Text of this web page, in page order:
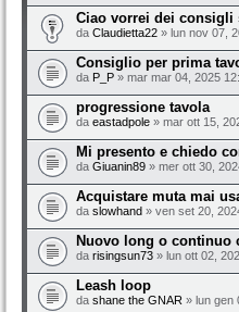
Ciao vorrei dei consigli
da Claudietta22 » lun nov 07,
Consiglio per prima
da P_P » mar mar 04, 2025
progressione tavola
da eastadpole » mar ott 15,
Mi presento e chiedo
da Giuanin89 » mer ott 30,
Acquistare muta mai
da slowhand » ven set 20,
Nuovo long o continuo
da risingsun73 » lun ott 02,
Leash loop
da shane the GNAR » lun gen